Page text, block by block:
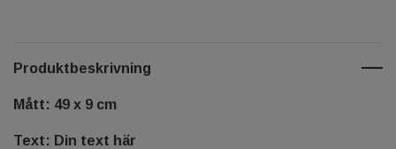
Produktbeskrivning
Mått: 49 x 9 cm
Text: Din text här